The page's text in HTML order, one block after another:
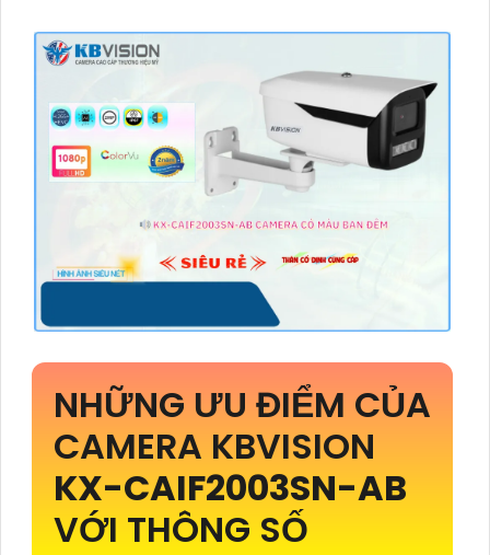
NHỮNG ƯU ĐIỂM CỦA
CAMERA KBVISION
KX-CAIF2003SN-AB
VỚI THÔNG SỐ